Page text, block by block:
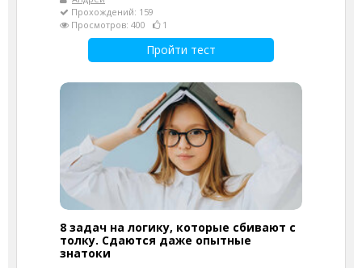
Прохождений: 159
Просмотров: 400
1
Пройти тест
8 задач на логику, которые сбивают с
толку. Сдаются даже опытные
знатоки